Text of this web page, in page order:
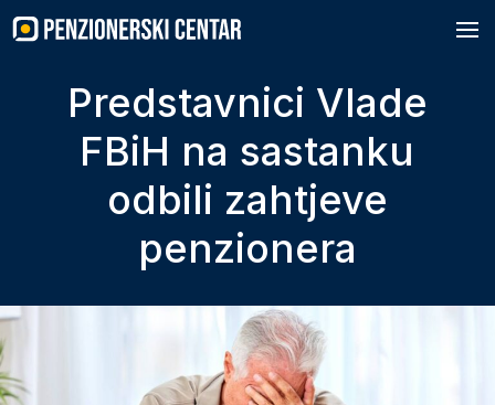
to
content
Predstavnici Vlade
FBiH na sastanku
odbili zahtjeve
penzionera